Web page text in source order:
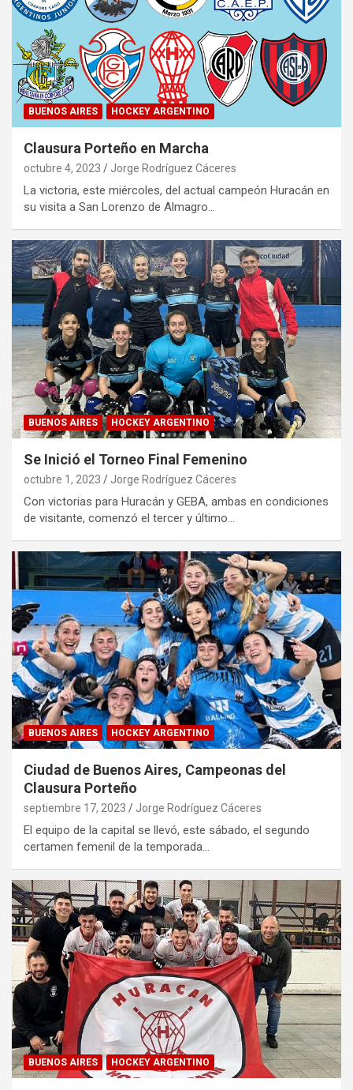
BUENOS AIRES HOCKEY ARGENTINO
Clausura Porteño en Marcha
octubre 4, 2023 Jorge Rodríguez Cáceres
La victoria, este miércoles, del actual campeón Huracán en
su visita a San Lorenzo de Almagro…
BUENOS AIRES HOCKEY ARGENTINO
Se Inició el Torneo Final Femenino
octubre 1, 2023 Jorge Rodríguez Cáceres
Con victorias para Huracán y GEBA, ambas en condiciones
de visitante, comenzó el tercer y último…
BUENOS AIRES HOCKEY ARGENTINO
Ciudad de Buenos Aires, Campeonas del
Clausura Porteño
septiembre 17, 2023 Jorge Rodríguez Cáceres
El equipo de la capital se llevó, este sábado, el segundo
certamen femenil de la temporada…
BUENOS AIRES HOCKEY ARGENTINO